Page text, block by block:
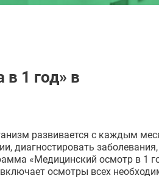
1 год» в
развивается с каждым
диагностировать заболевания,
«Медицинский осмотр в 1
осмотры всех